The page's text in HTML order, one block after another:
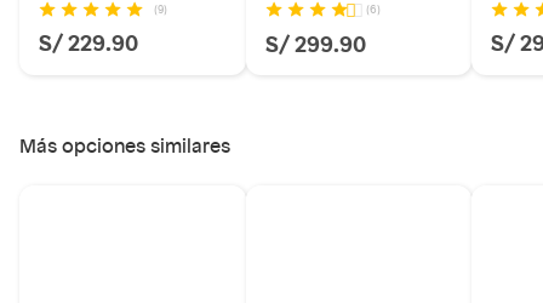
(9)
S/ 229.90
(6)
S/ 299.90 S/
Más opciones similares